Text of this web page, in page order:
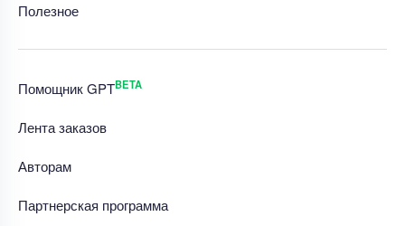
Полезное
Помощник GPTBETA
Лента заказов
Авторам
Партнерская программа